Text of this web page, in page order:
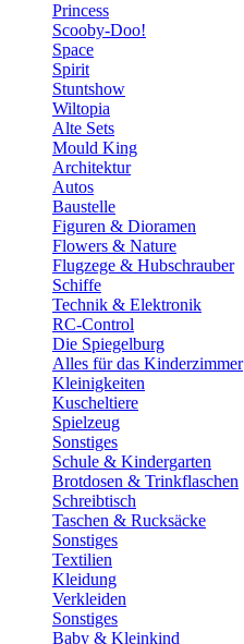
Princess
Scooby-Doo!
Space
Spirit
Stuntshow
Wiltopia
Alte Sets
Mould King
Architektur
Autos
Baustelle
Figuren & Dioramen
Flowers & Nature
Flugzege & Hubschrauber
Schiffe
Technik & Elektronik
RC-Control
Die Spiegelburg
Alles für das Kinderzimmer
Kleinigkeiten
Kuscheltiere
Spielzeug
Sonstiges
Schule & Kindergarten
Brotdosen & Trinkflaschen
Schreibtisch
Taschen & Rucksäcke
Sonstiges
Textilien
Kleidung
Verkleiden
Sonstiges
Baby & Kleinkind